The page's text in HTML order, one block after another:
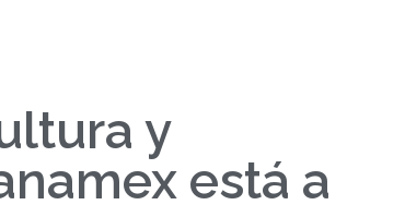
y
está a